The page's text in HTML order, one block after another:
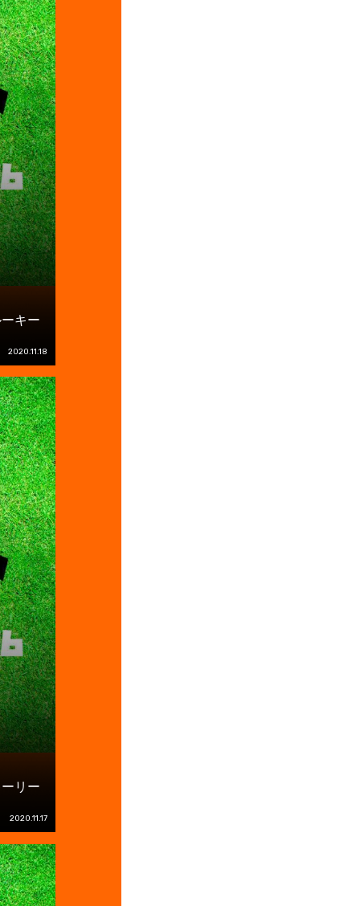
キー
2020.11.18
リー
2020.11.17